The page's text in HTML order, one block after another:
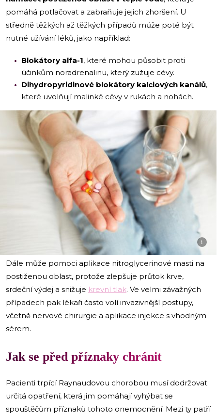
pomáhá potlačovat a zabraňuje jejich zhoršení. U
středně těžkých až těžkých případů může poté být
nutné užívání léků, jako například:
Blokátory alfa-1, které mohou působit proti
účinkům noradrenalinu, který zužuje cévy.
Dihydropyridinové blokátory kalciových kanálů,
které uvolňují malinké cévy v rukách a nohách.
i
Dále může pomoci aplikace nitroglycerinové masti na
postiženou oblast, protože zlepšuje průtok krve,
srdeční výdej a snižuje krevní tlak. Ve velmi závažných
případech pak lékaři často volí invazivnější postupy,
včetně nervové chirurgie a aplikace injekce s vhodným
sérem.
Jak se před příznaky chránit
Pacienti trpící Raynaudovou chorobou musí dodržovat
určitá opatření, která jim pomáhají vyhýbat se
spouštěčům příznaků tohoto onemocnění. Mezi ty patří